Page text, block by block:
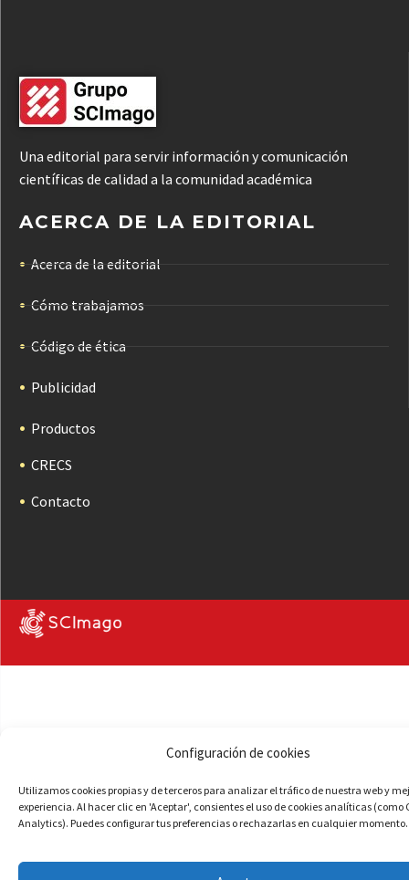
Configuración de cookies
Utilizamos cookies propias y de terceros para analizar el tráfico de nuestra web y
experiencia. Al hacer clic en 'Aceptar', consientes el uso de cookies analíticas (como
Analytics). Puedes configurar tus preferencias o rechazarlas en cualquier momento.
Una editorial para servir información y comunicación
científicas de calidad a la comunidad académica
ACERCA DE LA EDITORIAL
Acerca de la editorial
Cómo trabajamos
Código de ética
Publicidad
Productos
CRECS
Contacto